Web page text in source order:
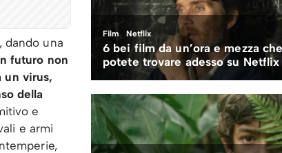
dando una
futuro non
un virus,
della
e
e armi